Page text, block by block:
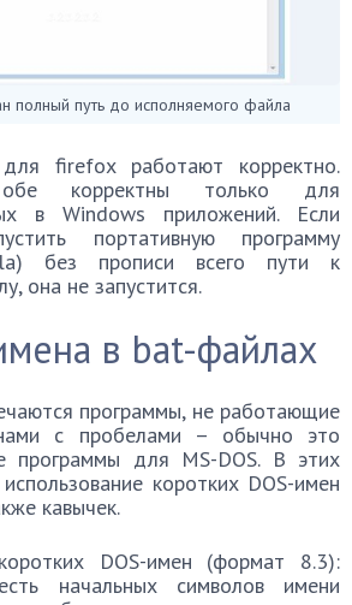
полный путь до исполняемого файла
firefox работают корректно.
корректны только для
в Windows приложений. Если
портативную программу
без прописи всего пути к
она не запустится.
в bat-файлах
программы, не работающие
с пробелами – обычно это
программы для MS-DOS. В этих
коротких DOS-имен
кавычек.
DOS-имен (формат 8.3):
начальных символов имени